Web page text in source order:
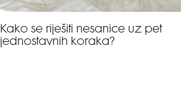
Kako se riješiti nesanice uz pet
jednostavnih koraka?